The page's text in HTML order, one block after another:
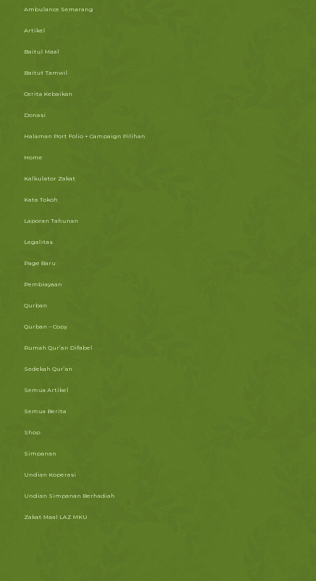
Ambulance Semarang
Artikel
Baitul Maal
Baitut Tamwil
Cerita Kebaikan
Donasi
Halaman Port Folio + Campaign Pilihan
Home
Kalkulator Zakat
Kata Tokoh
Laporan Tahunan
Legalitas
Page Baru
Pembiayaan
Qurban
Qurban – Copy
Rumah Qur’an Difabel
Sedekah Qur’an
Semua Artikel
Semua Berita
Shop
Simpanan
Undian Koperasi
Undian Simpanan Berhadiah
Zakat Maal LAZ MKU